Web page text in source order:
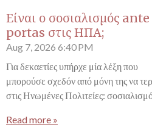
Είναι ο σοσιαλισμός ante
portas στις ΗΠΑ;
Aug 7, 2026 6:40 PM
Για δεκαετίες υπήρχε μία λέξη που
μπορούσε σχεδόν από μόνη της να
στις Ηνωμένες Πολιτείες:
Read more »